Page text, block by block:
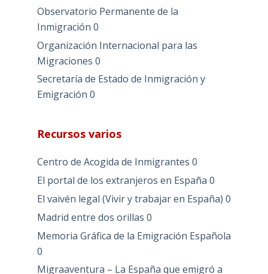
Observatorio Permanente de la
Inmigración 0
Organización Internacional para las
Migraciones 0
Secretaría de Estado de Inmigración y
Emigración 0
Recursos varios
Centro de Acogida de Inmigrantes 0
El portal de los extranjeros en España 0
El vaivén legal (Vivir y trabajar en España) 0
Madrid entre dos orillas 0
Memoria Gráfica de la Emigración Española
0
Migraaventura – La España que emigró a